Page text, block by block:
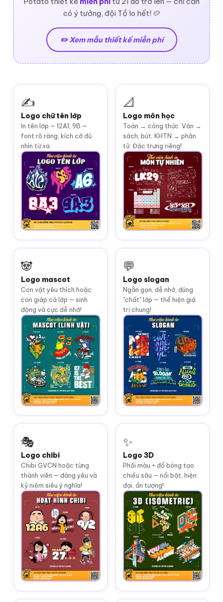
có ý tưởng, đội Tồ lo hết! 🥔
✏️ Xem mẫu thiết kế miễn phí
✍️
Logo chữ tên lớp
In tên lớp — 12A1, 9B —
font rõ ràng, kích cỡ đủ
nhìn từ xa.
📐
Logo môn học
Toán → công thức. Văn →
sách, bút. KHTN → phân
tử. Đặc trưng riêng!
🐼
Logo mascot
Con vật yêu thích hoặc
con giáp cả lớp — sinh
động và cực dễ nhớ!
💬
Logo slogan
Ngắn gọn, dễ nhớ, đúng
"chất" lớp — thể hiện giá
trị chung!
🎭
Logo chibi
Chibi GVCN hoặc từng
thành viên — đáng yêu và
kỷ niệm siêu ý nghĩa!
✨
Logo 3D
Phối màu + đổ bóng tạo
chiều sâu — nổi bật, hiện
đại, ấn tượng!